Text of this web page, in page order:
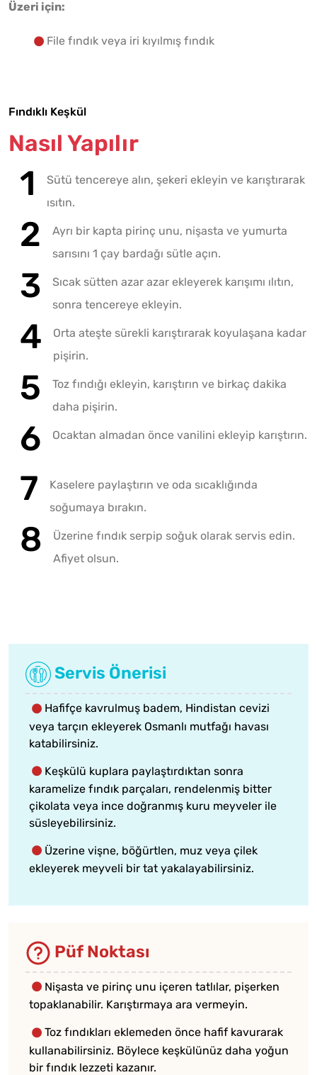
Üzeri için:
File fındık veya iri kıyılmış fındık
Fındıklı Keşkül
Nasıl Yapılır
Sütü tencereye alın, şekeri ekleyin ve karıştırarak
ısıtın.
Ayrı bir kapta pirinç unu, nişasta ve yumurta
sarısını 1 çay bardağı sütle açın.
Sıcak sütten azar azar ekleyerek karışımı ılıtın,
sonra tencereye ekleyin.
Orta ateşte sürekli karıştırarak koyulaşana kadar
pişirin.
Toz fındığı ekleyin, karıştırın ve birkaç dakika
daha pişirin.
Ocaktan almadan önce vanilini ekleyip karıştırın.
Kaselere paylaştırın ve oda sıcaklığında
soğumaya bırakın.
Üzerine fındık serpip soğuk olarak servis edin.
Afiyet olsun.
Servis Önerisi
Hafifçe kavrulmuş badem, Hindistan cevizi
veya tarçın ekleyerek Osmanlı mutfağı havası
katabilirsiniz.
Keşkülü kuplara paylaştırdıktan sonra
karamelize fındık parçaları, rendelenmiş bitter
çikolata veya ince doğranmış kuru meyveler ile
süsleyebilirsiniz.
Üzerine vişne, böğürtlen, muz veya çilek
ekleyerek meyveli bir tat yakalayabilirsiniz.
Püf Noktası
Nişasta ve pirinç unu içeren tatlılar, pişerken
topaklanabilir. Karıştırmaya ara vermeyin.
Toz fındıkları eklemeden önce hafif kavurarak
kullanabilirsiniz. Böylece keşkülünüz daha yoğun
bir fındık lezzeti kazanır.